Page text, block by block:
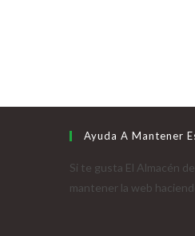
Ayuda A Mantener
Si te gusta El Almacén
mantener la web